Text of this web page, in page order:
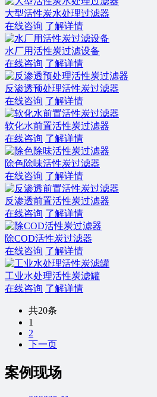
大型活性炭水处理过滤器
在线咨询 了解详情
水厂用活性炭过滤设备
在线咨询 了解详情
反渗透预处理活性炭过滤器
在线咨询 了解详情
软化水前置活性炭过滤器
在线咨询 了解详情
除色除味活性炭过滤器
在线咨询 了解详情
反渗透前置活性炭过滤器
在线咨询 了解详情
除COD活性炭过滤器
在线咨询 了解详情
工业水处理活性炭滤罐
在线咨询 了解详情
共20条
1
2
下一页
案例现场